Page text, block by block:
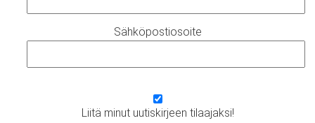
Sähköpostiosoite
Liitä minut uutiskirjeen tilaajaksi!